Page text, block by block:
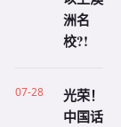
洲名
校?!
07-28
光荣！
中国话